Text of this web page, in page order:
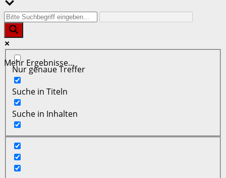
Mehr Ergebnisse...
Nur genaue Treffer
Suche in Titeln
Suche in Inhalten